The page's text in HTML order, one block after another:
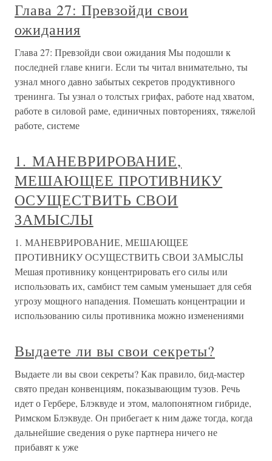
Глава 27: Превзойди свои
ожидания
Глава 27: Превзойди свои ожидания Мы подошли к
последней главе книги. Если ты читал внимательно, ты
узнал много давно забытых секретов продуктивного
тренинга. Ты узнал о толстых грифах, работе над хватом,
работе в силовой раме, единичных повторениях, тяжелой
работе, системе
1. МАНЕВРИРОВАНИЕ,
МЕШАЮЩЕЕ ПРОТИВНИКУ
ОСУЩЕСТВИТЬ СВОИ
ЗАМЫСЛЫ
1. МАНЕВРИРОВАНИЕ, МЕШАЮЩЕЕ
ПРОТИВНИКУ ОСУЩЕСТВИТЬ СВОИ ЗАМЫСЛЫ
Мешая противнику концентрировать его силы или
использовать их, самбист тем самым уменьшает для себя
угрозу мощного нападения. Помешать концентрации и
использованию силы противника можно изменениями
Выдаете ли вы свои секреты?
Выдаете ли вы свои секреты? Как правило, бид-мастер
свято предан конвенциям, показывающим тузов. Речь
идет о Гербере, Блэквуде и этом, малопонятном гибриде,
Римском Блэквуде. Он прибегает к ним даже тогда, когда
дальнейшие сведения о руке партнера ничего не
прибавят к уже